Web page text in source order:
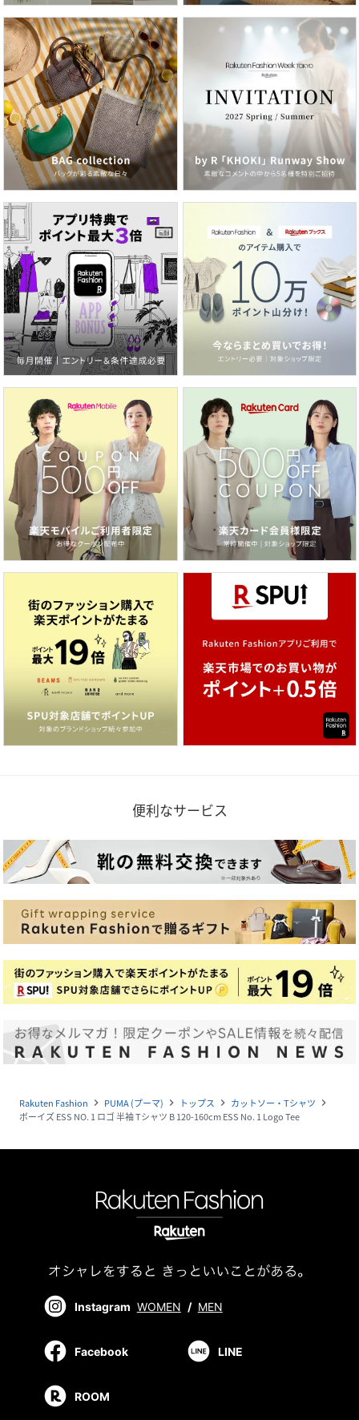
便利なサービス
Rakuten Fashion navigate_next PUMA (プーマ) navigate_next トップス navigate_next カットソー・Tシャツ navigate_next
ボーイズ ESS NO. 1 ロゴ 半袖 Tシャツ B 120-160cm ESS No. 1 Logo Tee
Instagram WOMEN / MEN
Facebook LINE
ROOM